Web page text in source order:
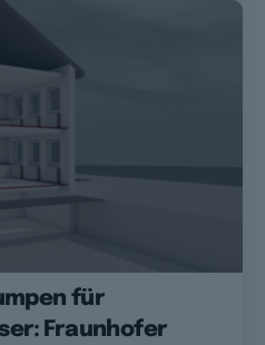
für
Fraunhofer